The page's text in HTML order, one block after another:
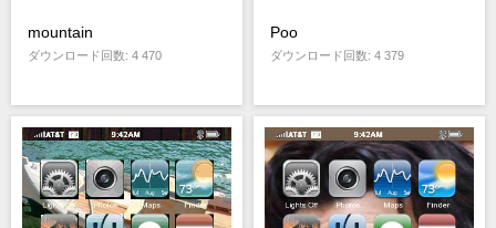
mountain
ダウンロード回数: 4 470
Poo
ダウンロード回数: 4 379